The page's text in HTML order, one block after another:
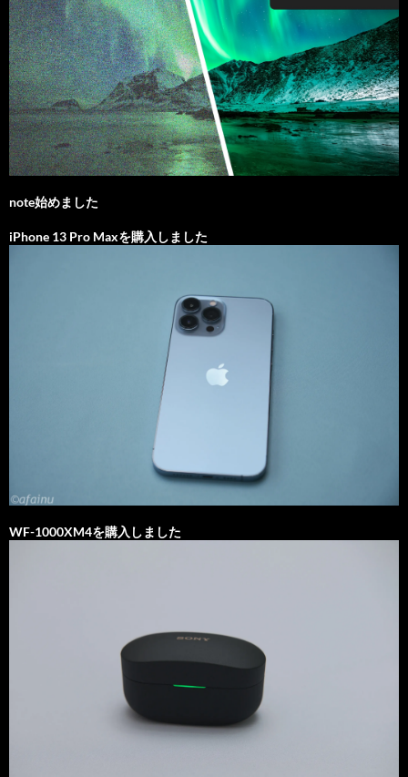
note始めました
iPhone 13 Pro Maxを購入しました
WF-1000XM4を購入しました